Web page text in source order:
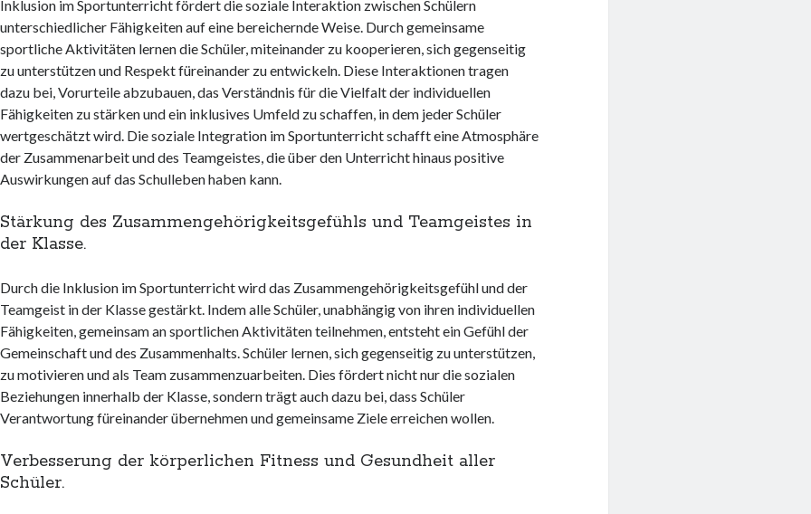
Inklusion im Sportunterricht fördert die soziale Interaktion zwischen Schülern
unterschiedlicher Fähigkeiten auf eine bereichernde Weise. Durch gemeinsame
sportliche Aktivitäten lernen die Schüler, miteinander zu kooperieren, sich gegenseitig
zu unterstützen und Respekt füreinander zu entwickeln. Diese Interaktionen tragen
dazu bei, Vorurteile abzubauen, das Verständnis für die Vielfalt der individuellen
Fähigkeiten zu stärken und ein inklusives Umfeld zu schaffen, in dem jeder Schüler
wertgeschätzt wird. Die soziale Integration im Sportunterricht schafft eine Atmosphäre
der Zusammenarbeit und des Teamgeistes, die über den Unterricht hinaus positive
Auswirkungen auf das Schulleben haben kann.
Stärkung des Zusammengehörigkeitsgefühls und Teamgeistes in
der Klasse.
Durch die Inklusion im Sportunterricht wird das Zusammengehörigkeitsgefühl und der
Teamgeist in der Klasse gestärkt. Indem alle Schüler, unabhängig von ihren individuellen
Fähigkeiten, gemeinsam an sportlichen Aktivitäten teilnehmen, entsteht ein Gefühl der
Gemeinschaft und des Zusammenhalts. Schüler lernen, sich gegenseitig zu unterstützen,
zu motivieren und als Team zusammenzuarbeiten. Dies fördert nicht nur die sozialen
Beziehungen innerhalb der Klasse, sondern trägt auch dazu bei, dass Schüler
Verantwortung füreinander übernehmen und gemeinsame Ziele erreichen wollen.
Verbesserung der körperlichen Fitness und Gesundheit aller
Schüler.